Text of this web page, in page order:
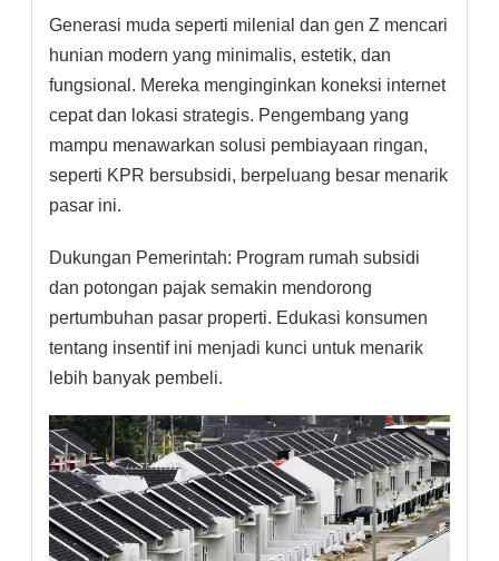
Generasi muda seperti milenial dan gen Z mencari
hunian modern yang minimalis, estetik, dan
fungsional. Mereka menginginkan koneksi internet
cepat dan lokasi strategis. Pengembang yang
mampu menawarkan solusi pembiayaan ringan,
seperti KPR bersubsidi, berpeluang besar menarik
pasar ini.
Dukungan Pemerintah: Program rumah subsidi
dan potongan pajak semakin mendorong
pertumbuhan pasar properti. Edukasi konsumen
tentang insentif ini menjadi kunci untuk menarik
lebih banyak pembeli.